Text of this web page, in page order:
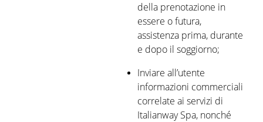
della prenotazione in
essere o futura,
assistenza prima, durante
e dopo il soggiorno;
Inviare all’utente
informazioni commerciali
correlate ai servizi di
Italianway Spa, nonché